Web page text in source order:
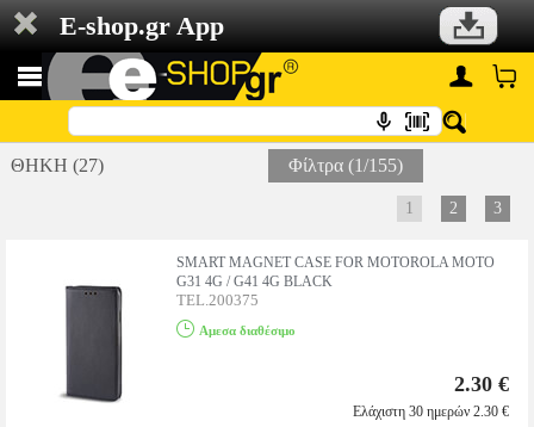
E-shop.gr App
ΘΗΚΗ (27) Φίλτρα (1/155)
1 2 3
SMART MAGNET CASE FOR MOTOROLA MOTO
G31 4G / G41 4G BLACK
TEL.200375
Αμεσα διαθέσιμο
2.30 €
Ελάχιστη 30 ημερών 2.30 €